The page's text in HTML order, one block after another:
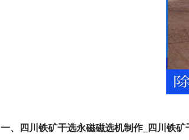
一、四川铁矿干选永磁磁选机制作_四川铁